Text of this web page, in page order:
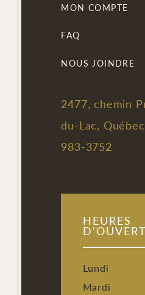
MON COMPTE
FAQ
NOUS JOINDRE
2477, chemin
du-Lac,
983-3752
HEURES
Lundi
Mardi